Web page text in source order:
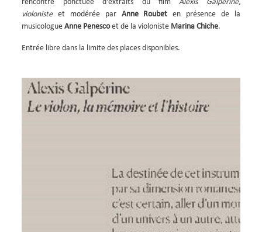
rencontre ponctuée d'extraits du filmAlexis Galpérine,
violonisteet modérée parAnne Roubet en présence de la
musicologueAnne Penescoet de la violoniste Marina Chiche.
Entrée libre dans la limite des places disponibles.
Image